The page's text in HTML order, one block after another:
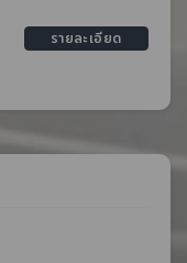
รายละเอียด